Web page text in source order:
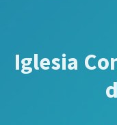
Iglesia